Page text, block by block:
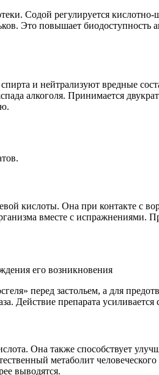
Содой регулируется
Это повышает
и нейтрализуют вредные
алкоголя. Принимается
кислоты. Она при контакте с
вместе с испражнениями.
его возникновения
перед застольем, а для
Действие препарата усиливается
Она также способствует
метаболит
выводятся.